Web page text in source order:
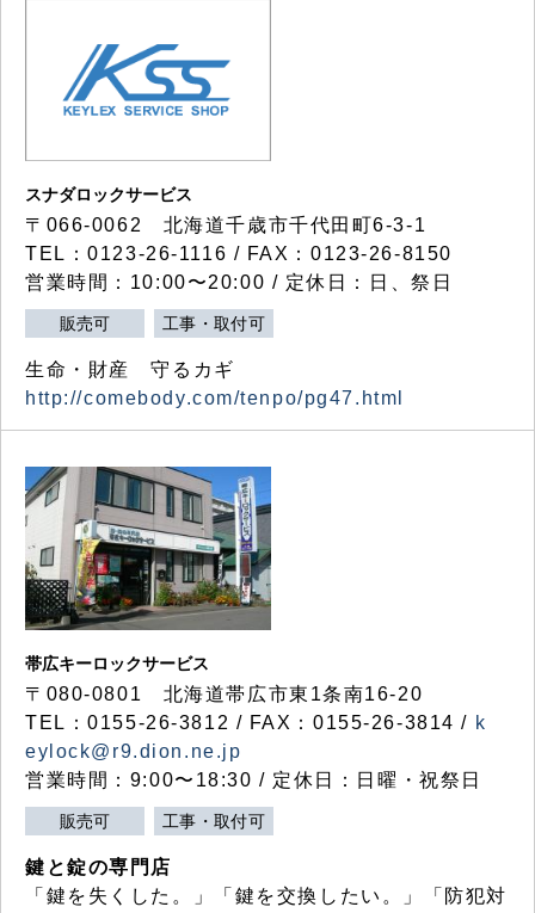
スナダロックサービス
〒066-0062 北海道千歳市千代田町6-3-1
TEL：0123-26-1116 / FAX：0123-26-8150
営業時間：10:00〜20:00 / 定休日：日、祭日
販売可 工事・取付可
生命・財産 守るカギ
http://comebody.com/tenpo/pg47.html
帯広キーロックサービス
〒080-0801 北海道帯広市東1条南16-20
TEL：0155-26-3812 / FAX：0155-26-3814 / k
eylock@r9.dion.ne.jp
営業時間：9:00〜18:30 / 定休日：日曜・祝祭日
販売可 工事・取付可
鍵と錠の専門店
「鍵を失くした。」「鍵を交換したい。」「防犯対